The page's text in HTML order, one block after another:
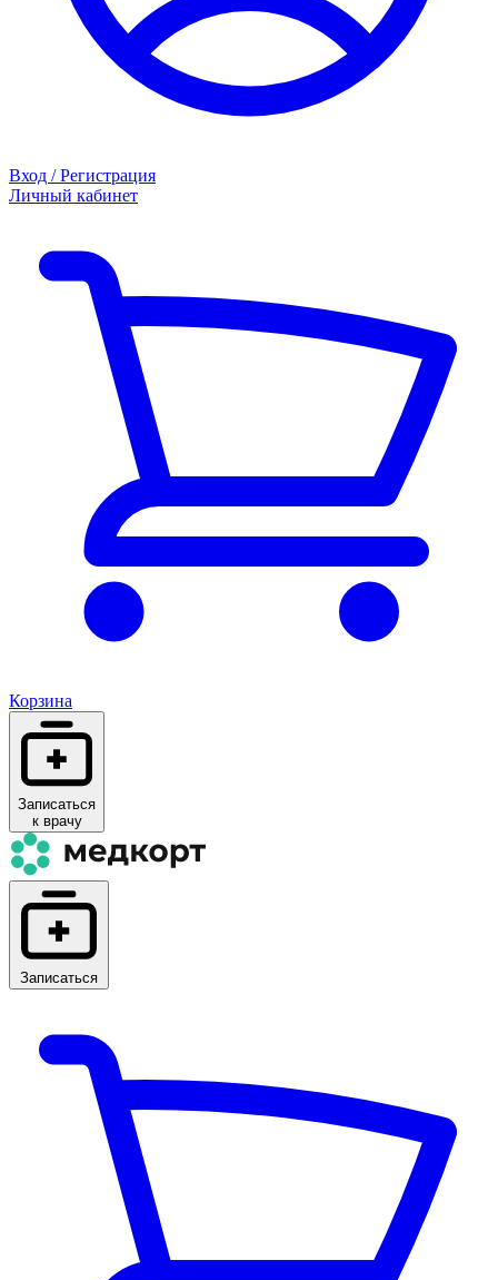
Вход / Регистрация
Личный кабинет
Корзина
Записаться
к врачу
Записаться